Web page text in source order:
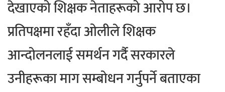
देखाएको शिक्षक नेताहरूको आरोप छ।
प्रतिपक्षमा रहँदा ओलीले शिक्षक
आन्दोलनलाई समर्थन गर्दै सरकारले
उनीहरूका माग सम्बोधन गर्नुपर्ने बताएका